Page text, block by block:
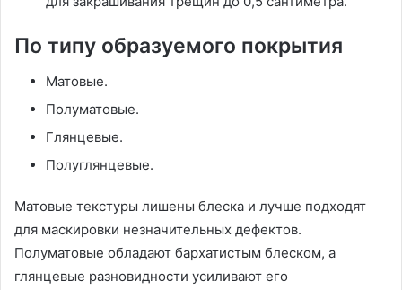
По типу образуемого покрытия
Матовые.
Полуматовые.
Глянцевые.
Полуглянцевые.
Матовые текстуры лишены блеска и лучше подходят
для маскировки незначительных дефектов.
Полуматовые обладают бархатистым блеском, а
глянцевые разновидности усиливают его